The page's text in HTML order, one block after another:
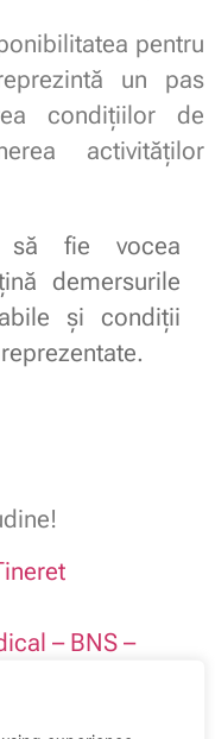
pentru
un pas
condițiilor de
activităților
să fie vocea
demersurile
și condiții
– BNS –
0784.116.973
/www.snst.ro